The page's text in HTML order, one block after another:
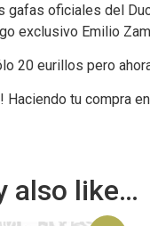
gafas oficiales del
exclusivo Emilio
20 eurillos pero
Haciendo tu compra
also like…